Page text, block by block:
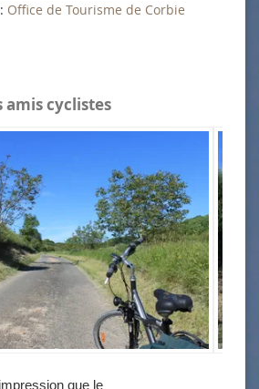
Office de Tourisme de Corbie
cyclistes
que le